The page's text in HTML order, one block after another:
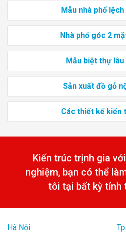
Mẫu nhà phố
Nhà phố góc 2
Mẫu biệt thự
Sản xuất đồ gỗ
Các thiết kế kiến
Kiến trúc trịnh gia
nghiệm, bạn có thể
tôi tại bất kỳ tỉnh
Hà Nội